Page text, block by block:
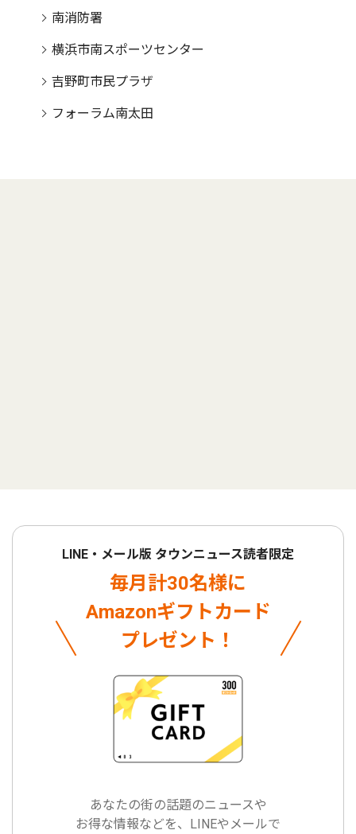
南消防署
横浜市南スポーツセンター
吉野町市民プラザ
フォーラム南太田
LINE・メール版 タウンニュース読者限定
毎月計30名様に
Amazonギフトカード
プレゼント！
あなたの街の話題のニュースや
お得な情報などを、LINEやメールで